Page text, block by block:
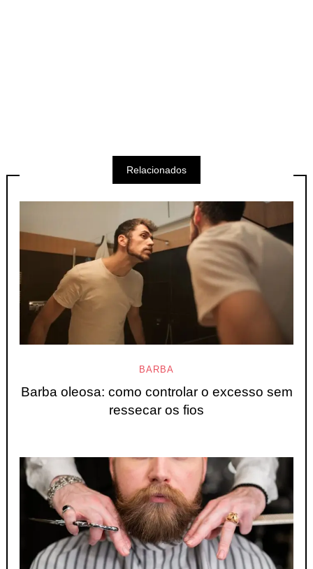
Relacionados
BARBA
Barba oleosa: como controlar o excesso sem
ressecar os fios